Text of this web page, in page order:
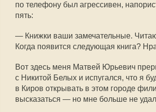
по телефону был агрессивен,
пять:
— Книжки ваши замечательные.
Когда появится следующая книга?
Вот здесь меня Матвей Юрьевич
с Никитой Белых и испугался, что я
в Киров открывать в этом городе
высказаться — но мне больше не